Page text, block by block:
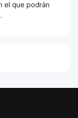
el que podrán